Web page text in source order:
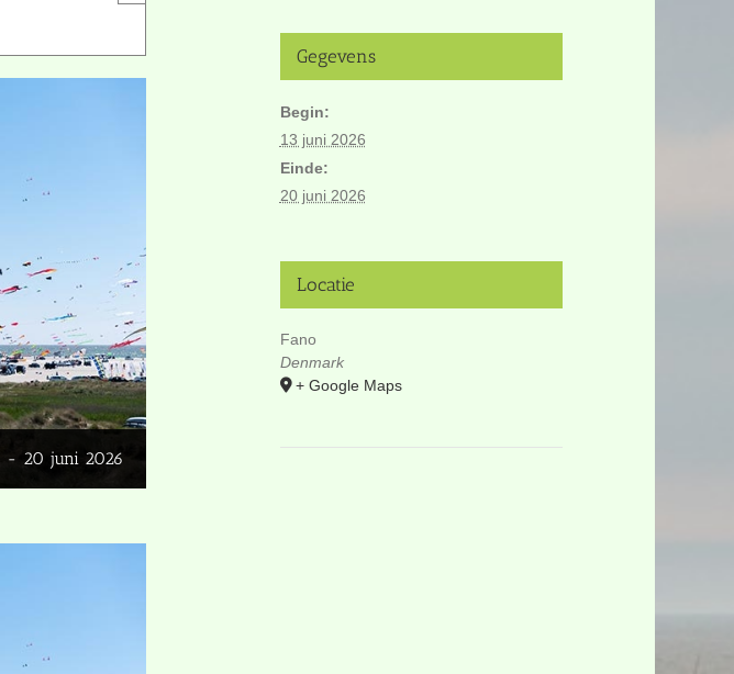
- 20 juni 2026
Gegevens
Begin:
13 juni 2026
Einde:
20 juni 2026
Locatie
Fano
Denmark
+ Google Maps